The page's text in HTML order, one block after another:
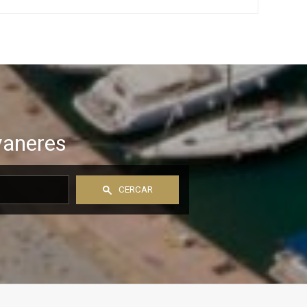
magnífica piscina i una pista de tennis privada, creant un
ambient exclusiu i ple de possibilitats. Diferents racons
permeten gaudir de l'exterior en qualsevol moment del
dia: zona de solàrium, porxo amb menjador d'estiu,
espai chill out i àrea de barbacoa, tot pensat per
aprofitar al màxim el clima i l'entorn. L´habitatge
principal s´organitza en una sola planta, aportant una
gran comoditat en el dia a dia. Un ampli vestíbul
d'entrada distribueix els espais i diferencia clarament
les àrees de convivència i descans. Espais per compartir
La zona de dia destaca per les àmplies dimensions i la
connexió amb l'exterior. La cuina, amb illa central, llar de
foc i una gran capacitat d'emmagatzematge, es
converteix en un dels espais més acollidors de la casa.
Al costat, un saló lluminós amb llar de foc i accés
directe al jardí permet gaudir d'unes agradables vistes
durant tot l'any. Aquesta àrea completa un menjador
CERCAR